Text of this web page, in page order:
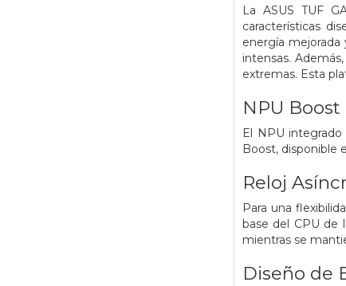
La ASUS TUF
características
energía
intensas.
extremas. Esta
NPU Boost
El NPU
Boost, disponible
Reloj
Para una
base del CPU
mientras se
Diseño de